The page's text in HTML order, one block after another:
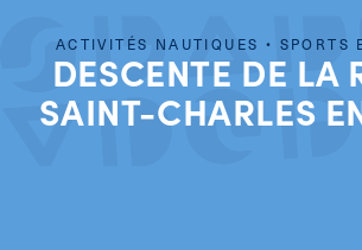
ACTIVITÉS NAUTIQUES • SPORTS
DESCENTE DE LA
SAINT-CHARLES